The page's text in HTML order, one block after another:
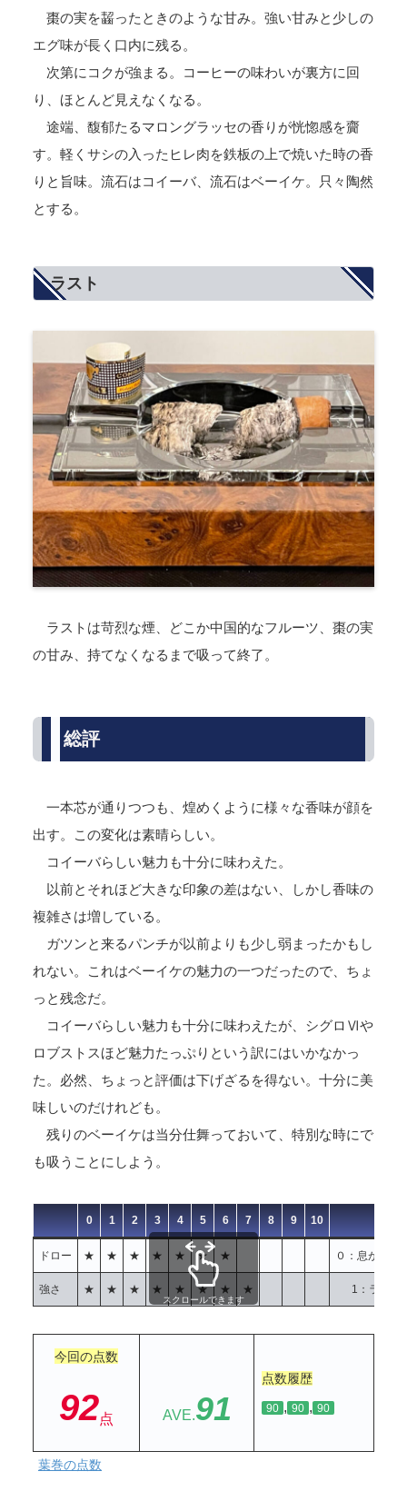
棗の実を齧ったときのような甘み。強い甘みと少しの
エグ味が長く口内に残る。
次第にコクが強まる。コーヒーの味わいが裏方に回
り、ほとんど見えなくなる。
途端、馥郁たるマロングラッセの香りが恍惚感を齎
す。軽くサシの入ったヒレ肉を鉄板の上で焼いた時の香
りと旨味。流石はコイーバ、流石はベーイケ。只々陶然
とする。
ラスト
ラストは苛烈な煙、どこか中国的なフルーツ、棗の実
の甘み、持てなくなるまで吸って終了。
総評
一本芯が通りつつも、煌めくように様々な香味が顔を
出す。この変化は素晴らしい。
コイーバらしい魅力も十分に味わえた。
以前とそれほど大きな印象の差はない、しかし香味の
複雑さは増している。
ガツンと来るパンチが以前よりも少し弱まったかもし
れない。これはベーイケの魅力の一つだったので、ちょ
っと残念だ。
コイーバらしい魅力も十分に味わえたが、シグロⅥや
ロブストスほど魅力たっぷりという訳にはいかなかっ
た。必然、ちょっと評価は下げざるを得ない。十分に美
味しいのだけれども。
残りのベーイケは当分仕舞っておいて、特別な時にで
も吸うことにしよう。
0 1 2 3 4 5 6 7 8 9 10
ドロー ★ ★ ★ ★ ★ ★ ★ ０：息が通
強さ ★ ★ ★ ★ ★ ★ ★ ★ 1：ライ
スクロールできます
今回の点数
92点 AVE.91
点数履歴
90 , 90 , 90
葉巻の点数